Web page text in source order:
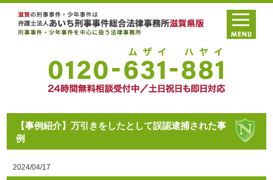
【事例紹介】万引きをしたとして誤認逮捕された事
例
2024/04/17